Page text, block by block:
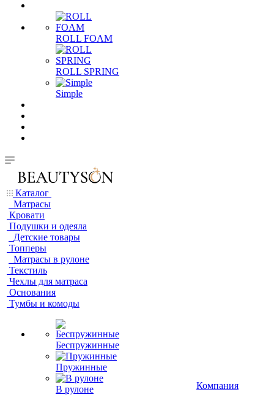
ROLL FOAM
ROLL SPRING
Simple
Каталог
Матрасы
Кровати
Подушки и одеяла
Детские товары
Топперы
Матрасы в рулоне
Текстиль
Чехлы для матраса
Основания
Тумбы и комоды
Беспружинные
Пружинные
В рулоне
Компания